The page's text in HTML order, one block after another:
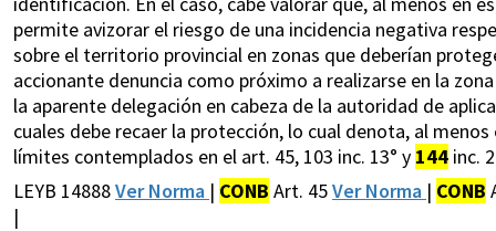
permite avizorar el riesgo de una incidencia negativa
sobre el territorio provincial en zonas que deberían
accionante denuncia como próximo a realizarse en la
la aparente delegación en cabeza de la autoridad de
cuales debe recaer la protección, lo cual denota, al
límites contemplados en el art. 45, 103 inc. 13° y 144 inc.
LEYB 14888Ver Norma | CONB Art. 45Ver Norma | CONB
|